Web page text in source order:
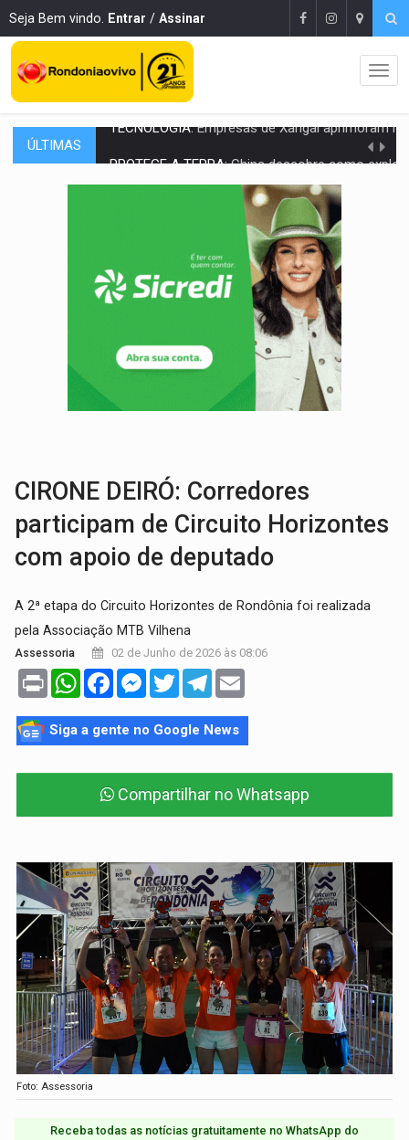
Seja Bem vindo. Entrar / Assinar
ÚLTIMAS China descobre como explodir asteroide com
VÍDEO:Motociclista morre após bater na traseira de
Essa receita com frango virou o meu
EMPREENDEDORISMO: 7 negócios que podem começar com pouco dinheiro e
GIGANTE DA AMÉRICA: Brasil reúne dimensão continental e posição
10 dicas importantes para quem quer
VARCENA:Cientistas descobrem nova espécie de rã em florestas
BARGANHA: Vai comprar celular usado? Veja como consultar o
TECNOLOGIA:
CIRONE DEIRÓ: Corredores
participam de Circuito Horizontes
com apoio de deputado
A 2ª etapa do Circuito Horizontes de Rondônia foi realizada
pela Associação MTB Vilhena
Assessoria 02 de Junho de 2026 às 08:06
Print WhatsAppFacebookMessenger
TwitterTelegram
Siga a gente no Google News
Compartilhar no Whatsapp
Foto: Assessoria
Receba todas as notícias gratuitamente no WhatsApp do